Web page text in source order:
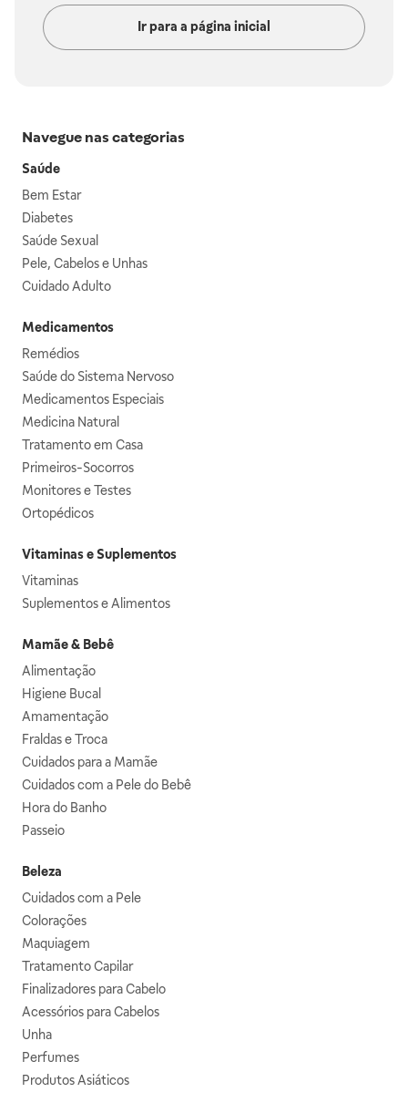
Ir para a página inicial
Navegue nas categorias
Saúde
Bem Estar
Diabetes
Saúde Sexual
Pele, Cabelos e Unhas
Cuidado Adulto
Medicamentos
Remédios
Saúde do Sistema Nervoso
Medicamentos Especiais
Medicina Natural
Tratamento em Casa
Primeiros-Socorros
Monitores e Testes
Ortopédicos
Vitaminas e Suplementos
Vitaminas
Suplementos e Alimentos
Mamãe & Bebê
Alimentação
Higiene Bucal
Amamentação
Fraldas e Troca
Cuidados para a Mamãe
Cuidados com a Pele do Bebê
Hora do Banho
Passeio
Beleza
Cuidados com a Pele
Colorações
Maquiagem
Tratamento Capilar
Finalizadores para Cabelo
Acessórios para Cabelos
Unha
Perfumes
Produtos Asiáticos